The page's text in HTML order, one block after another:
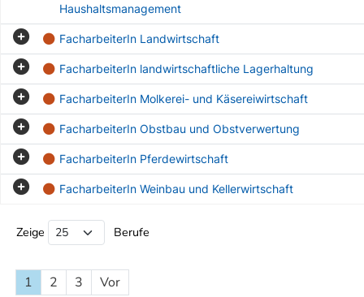
Haushaltsmanagement
FacharbeiterIn Landwirtschaft
FacharbeiterIn landwirtschaftliche Lagerhaltung
FacharbeiterIn Molkerei- und Käsereiwirtschaft
FacharbeiterIn Obstbau und Obstverwertung
FacharbeiterIn Pferdewirtschaft
FacharbeiterIn Weinbau und Kellerwirtschaft
Zeige Berufe
1 2 3 Vor